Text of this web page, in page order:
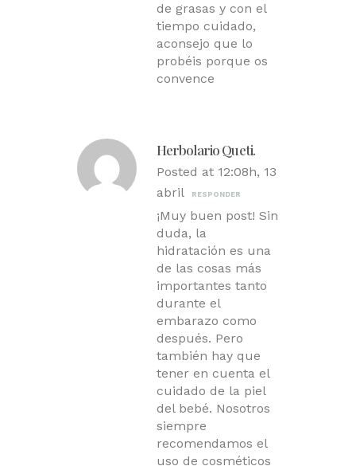
de grasas y con el
tiempo cuidado,
aconsejo que lo
probéis porque os
convence
Herbolario Queti.
Posted at 12:08h, 13
abril
RESPONDER
¡Muy buen post! Sin
duda, la
hidratación es una
de las cosas más
importantes tanto
durante el
embarazo como
después. Pero
también hay que
tener en cuenta el
cuidado de la piel
del bebé. Nosotros
siempre
recomendamos el
uso de cosméticos